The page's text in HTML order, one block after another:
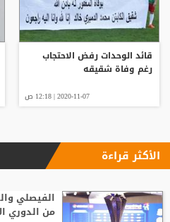
قائد الوحدات رفض الاحتجاب
رغم وفاة شقيقه
2020-11-07 | 12:18 ص
الأكثر قراءة
الفيصلي
من الدوري